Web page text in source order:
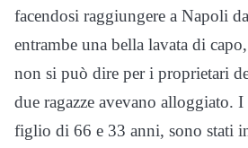
facendosi raggiungere a Napoli
entrambe una bella lavata di
non si può dire per i proprietari
due ragazze avevano alloggiato.
figlio di 66 e 33 anni, sono stati